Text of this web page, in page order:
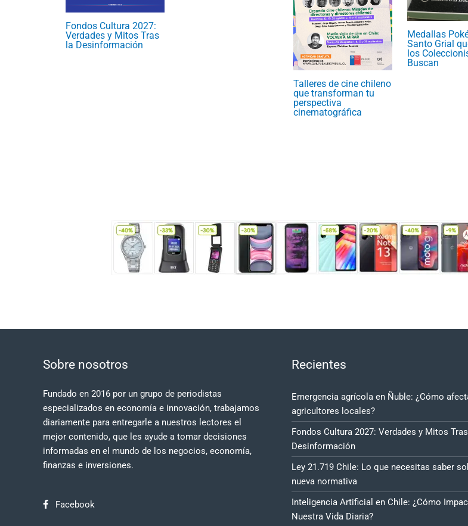
Fondos Cultura 2027:
Verdades y Mitos Tras
la Desinformación
Talleres de cine chileno
que transforman tu
perspectiva
cinematográfica
Medallas
Santo Grial
los
Buscan
Sobre nosotros
Fundado en 2016 por un grupo de periodistas
especializados en economía e innovación, trabajamos
diariamente para entregarle a nuestros lectores el
mejor contenido, que les ayude a tomar decisiones
informadas en el mundo de los negocios, economía,
finanzas e inversiones.
Facebook
Recientes
Emergencia agrícola en Ñuble: ¿Cómo
agricultores locales?
Fondos Cultura 2027: Verdades y Mitos
Desinformación
Ley 21.719 Chile: Lo que necesitas saber
nueva normativa
Inteligencia Artificial en Chile: ¿Cómo
Nuestra Vida Diaria?